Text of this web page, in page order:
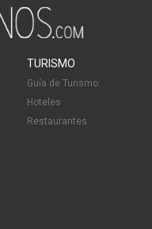
TURISMO
Guía de Turismo
Hoteles
Restaurantes